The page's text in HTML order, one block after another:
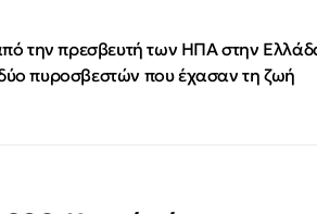
την πρεσβευτή των ΗΠΑ στην
πυροσβεστών που έχασαν τη ζωή